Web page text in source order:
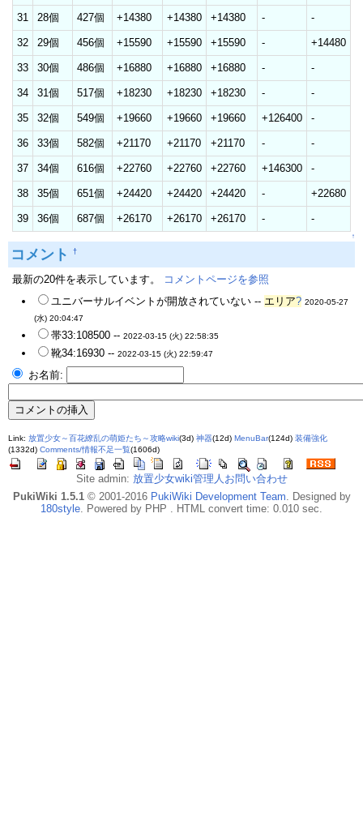
31 28個 427個 +14380 +14380 +14380 - -
32 29個 456個 +15590 +15590 +15590 - +14480
33 30個 486個 +16880 +16880 +16880 - -
34 31個 517個 +18230 +18230 +18230 - -
35 32個 549個 +19660 +19660 +19660 +126400 -
36 33個 582個 +21170 +21170 +21170 - -
37 34個 616個 +22760 +22760 +22760 +146300 -
38 35個 651個 +24420 +24420 +24420 - +22680
39 36個 687個 +26170 +26170 +26170 - -
↑
コメント †
最新の20件を表示しています。
コメントページを参照
ユニバーサルイベントが開放されていない -- エリア? 2020-05-27
(水) 20:04:47
帯33:108500 -- 2022-03-15 (火) 22:58:35
靴34:16930 -- 2022-03-15 (火) 22:59:47
お名前:
Link: 放置少女～百花繚乱の萌姫たち～攻略wiki(3d) 神器(12d) MenuBar(124d) 装備強化
(1332d) Comments/情報不足一覧(1606d)
Site admin: 放置少女wiki管理人お問い合わせ
PukiWiki 1.5.1© 2001-2016 PukiWiki Development Team. Designed by
180style. Powered by PHP . HTML convert time: 0.010 sec.